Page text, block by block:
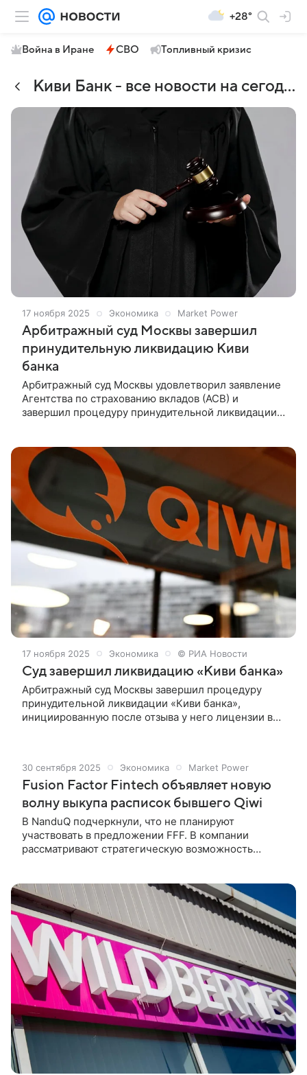
+28°
Война в Иране СВО Топливный кризис
Киви Банк - все новости на сегодня
17 ноября 2025 Экономика Market Power
Арбитражный суд Москвы завершил
принудительную ликвидацию Киви
банка
Арбитражный суд Москвы удовлетворил заявление
Агентства по страхованию вкладов (АСВ) и
завершил процедуру принудительной ликвидации
17 ноября 2025 Экономика © РИА Новости
Суд завершил ликвидацию «Киви банка»
Арбитражный суд Москвы завершил процедуру
принудительной ликвидации «Киви банка»,
инициированную после отзыва у него лицензии в
Агентства по страхованию вкладов (АСВ),
ликвидатора кредитной организации. Как пояснил
представитель АСВ, все задолженности банка были
погашены.
30 сентября 2025 Экономика Market Power
Fusion Factor Fintech объявляет новую
волну выкупа расписок бывшего Qiwi
В NanduQ подчеркнули, что не планируют
участвовать в предложении FFF. В компании
рассматривают стратегическую возможность
объемов торгов.